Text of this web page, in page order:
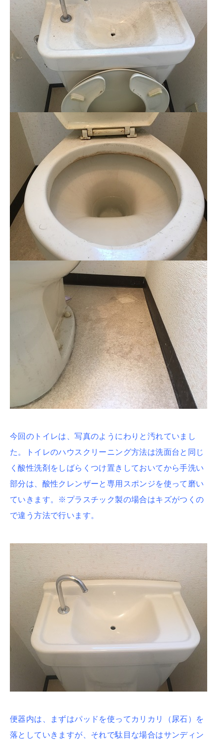
今回のトイレは、写真のようにわりと汚れていまし
た。トイレのハウスクリーニング方法は洗面台と同じ
く酸性洗剤をしばらくつけ置きしておいてから手洗い
部分は、酸性クレンザーと専用スポンジを使って磨い
ていきます。※プラスチック製の場合はキズがつくの
で違う方法で行います。
便器内は、まずはパッドを使ってカリカリ（尿石）を
落としていきますが、それで駄目な場合はサンディン